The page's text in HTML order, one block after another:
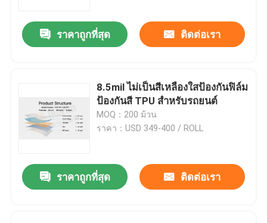
รายชื่อผู้ติดต่อ
ผลิตภัณฑ์
ราคาถูกที่สุด ติดต่อเรา
8.5mil ไม่เป็นสีเหลืองใสป้องกันฟิล์ม
ป้องกันสี TPU สำหรับรถยนต์
MOQ：200 ม้วน
ราคา：USD 349-400 / ROLL
ราคาถูกที่สุด ติดต่อเรา